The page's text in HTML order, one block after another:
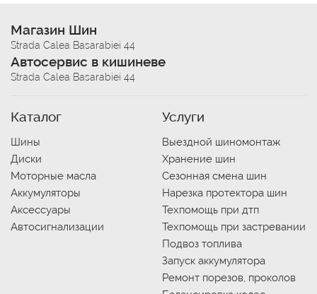
Магазин Шин
Strada Calea Basarabiei 44
Автосервис в кишиневе
Strada Calea Basarabiei 44
Каталог
Шины
Диски
Моторные масла
Аккумуляторы
Аксессуары
Автосигнализации
Услуги
Выездной шиномонтаж
Хранение шин
Сезонная смена шин
Нарезка протектора шин
Техпомощь при дтп
Техпомощь при застревании
Подвоз топлива
Запуск аккумулятора
Ремонт порезов, проколов